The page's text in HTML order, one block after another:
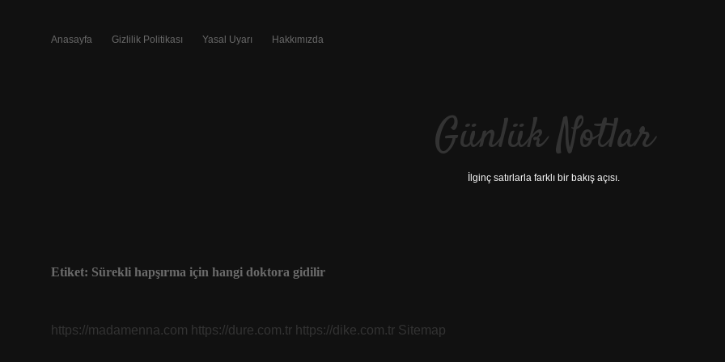
Anasayfa Gizlilik Politikası Yasal Uyarı Hakkımızda
Günlük Notlar
İlginç satırlarla farklı bir bakış açısı.
Etiket: Sürekli hapşırma için hangi doktora gidilir
https://madamenna.com https://dure.com.tr https://dike.com.tr Sitemap